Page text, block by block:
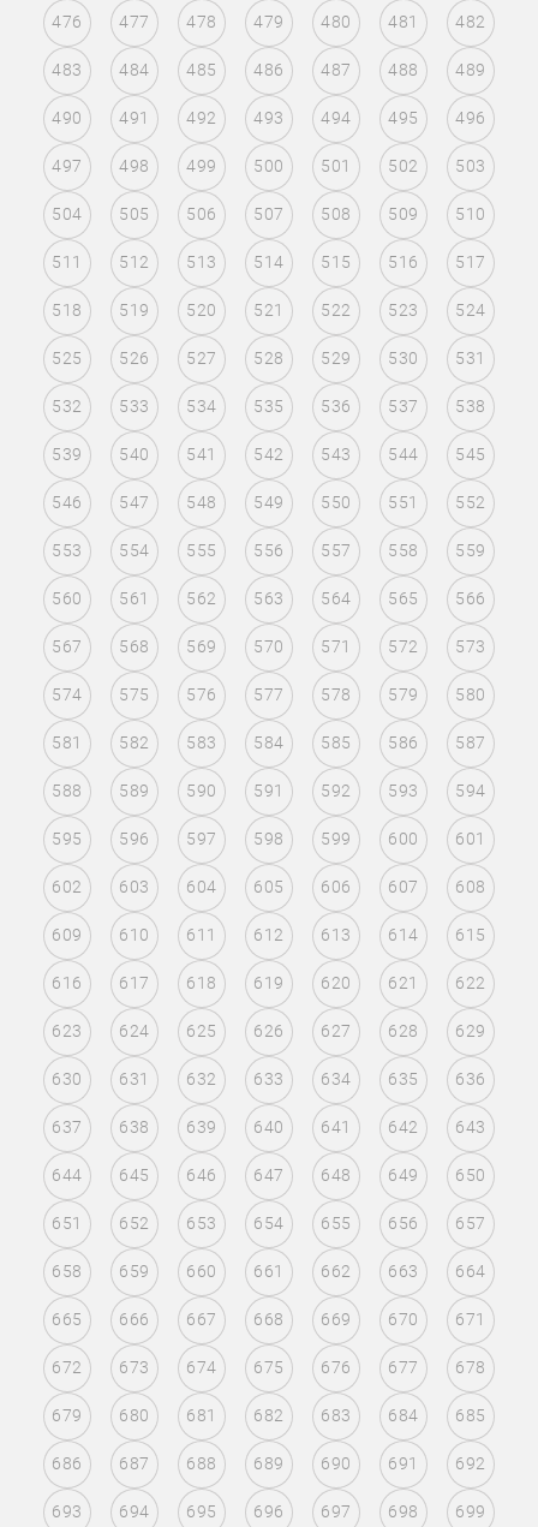
476 477 478 479 480 481 482
483 484 485 486 487 488 489
490 491 492 493 494 495 496
497 498 499 500 501 502 503
504 505 506 507 508 509 510
511 512 513 514 515 516 517
518 519 520 521 522 523 524
525 526 527 528 529 530 531
532 533 534 535 536 537 538
539 540 541 542 543 544 545
546 547 548 549 550 551 552
553 554 555 556 557 558 559
560 561 562 563 564 565 566
567 568 569 570 571 572 573
574 575 576 577 578 579 580
581 582 583 584 585 586 587
588 589 590 591 592 593 594
595 596 597 598 599 600 601
602 603 604 605 606 607 608
609 610 611 612 613 614 615
616 617 618 619 620 621 622
623 624 625 626 627 628 629
630 631 632 633 634 635 636
637 638 639 640 641 642 643
644 645 646 647 648 649 650
651 652 653 654 655 656 657
658 659 660 661 662 663 664
665 666 667 668 669 670 671
672 673 674 675 676 677 678
679 680 681 682 683 684 685
686 687 688 689 690 691 692
693 694 695 696 697 698 699